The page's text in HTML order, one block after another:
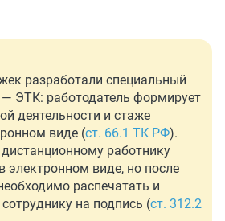
разработали специальный
ЭТК: работодатель формирует
деятельности и стаже
виде (ст. 66.1 ТК РФ).
работнику
электронном виде, но после
распечатать и
на подпись (ст. 312.2